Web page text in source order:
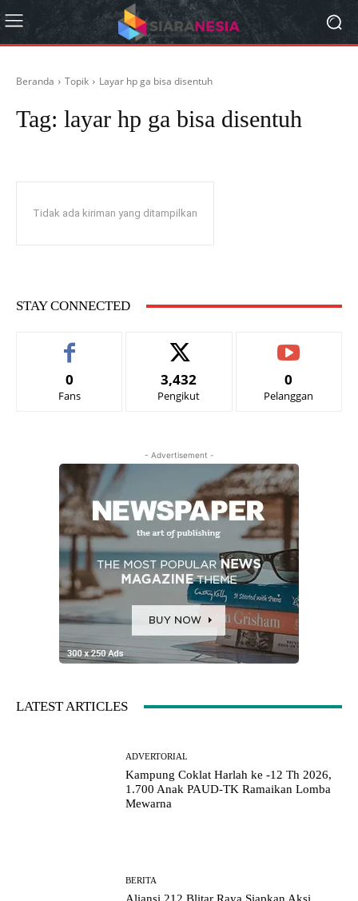
Beranda Topik Layar hp ga bisa disentuh
Tag: layar hp ga bisa disentuh
Tidak ada kiriman yang ditampilkan
STAY CONNECTED
0
Fans
3,432
Pengikut
0
Pelanggan
- Advertisement -
LATEST ARTICLES
ADVERTORIAL
Kampung Coklat Harlah ke -12 Th 2026,
1.700 Anak PAUD-TK Ramaikan Lomba
Mewarna
BERITA